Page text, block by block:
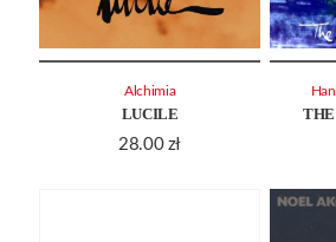
LUCILE
28.00 zł
Alchimia